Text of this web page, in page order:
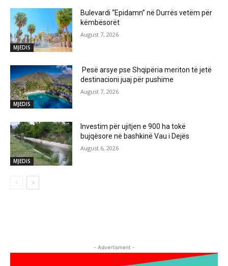
MJEDIS
Bulevardi “Epidamn” në Durrës vetëm për
këmbësorët
August 7, 2026
MJEDIS
Pesë arsye pse Shqipëria meriton të jetë
destinacioni juaj për pushime
August 7, 2026
MJEDIS
Investim për ujitjen e 900 ha tokë
bujqësore në bashkinë Vau i Dejës
August 6, 2026
- Advertisment -